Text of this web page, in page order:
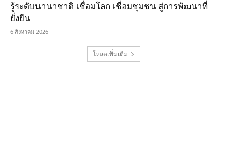
รู้ระดับนานาชาติ เชื่อมโลก เชื่อมชุมชน สู่การพัฒนาที่
ยั่งยืน
6 สิงหาคม 2026
โหลดเพิ่มเติม